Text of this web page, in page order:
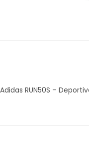
Adidas RUN50S –